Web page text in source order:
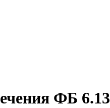
ФБ 6.13